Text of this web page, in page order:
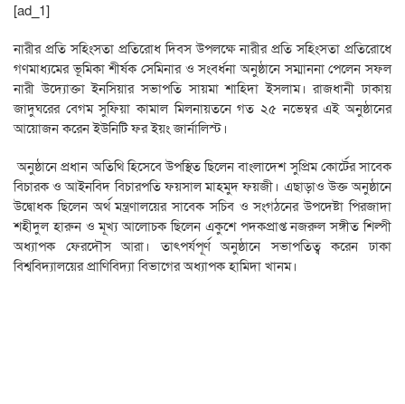
[ad_1]
নারীর প্রতি সহিংসতা প্রতিরোধ দিবস উপলক্ষে নারীর প্রতি সহিংসতা প্রতিরোধে
গণমাধ্যমের ভূমিকা শীর্ষক সেমিনার ও সংবর্ধনা অনুষ্ঠানে সম্মাননা পেলেন সফল
নারী উদ্যোক্তা ইনসিয়ার সভাপতি সায়মা শাহিদা ইসলাম। রাজধানী ঢাকায়
জাদুঘরের বেগম সুফিয়া কামাল মিলনায়তনে গত ২৫ নভেম্বর এই অনুষ্ঠানের
আয়োজন করেন ইউনিটি ফর ইয়ং জার্নালিস্ট।
অনুষ্ঠানে প্রধান অতিথি হিসেবে উপস্থিত ছিলেন বাংলাদেশ সুপ্রিম কোর্টের সাবেক
বিচারক ও আইনবিদ বিচারপতি ফয়সাল মাহমুদ ফয়জী। এছাড়াও উক্ত অনুষ্ঠানে
উদ্বোধক ছিলেন অর্থ মন্ত্রণালয়ের সাবেক সচিব ও সংগঠনের উপদেষ্টা পিরজাদা
শহীদুল হারুন ও মূখ্য আলোচক ছিলেন একুশে পদকপ্রাপ্ত নজরুল সঙ্গীত শিল্পী
অধ্যাপক ফেরদৌস আরা। তাৎপর্যপূর্ণ অনুষ্ঠানে সভাপতিত্ব করেন ঢাকা
বিশ্ববিদ্যালয়ের প্রাণিবিদ্যা বিভাগের অধ্যাপক হামিদা খানম।